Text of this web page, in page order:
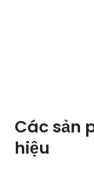
Các sản
hiệu